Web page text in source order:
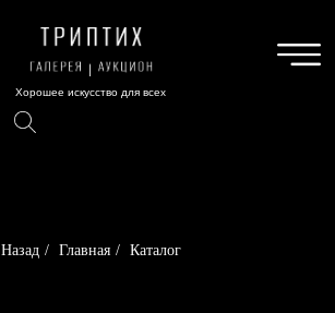
Хорошее искусство для всех
Назад / Главная / Каталог